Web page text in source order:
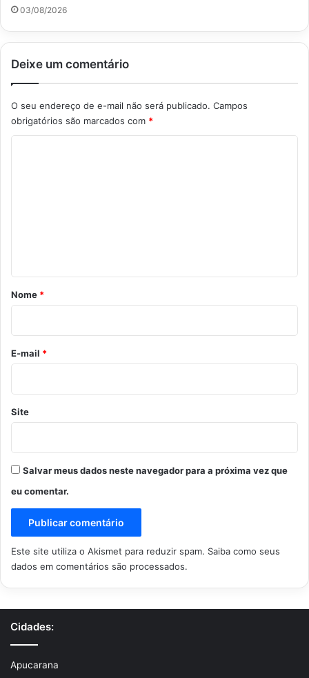
03/08/2026
Deixe um comentário
O seu endereço de e-mail não será publicado. Campos
obrigatórios são marcados com *
r
i
o
*
Nome *
E-mail *
Site
Salvar meus dados neste navegador para a próxima vez que
eu comentar.
Este site utiliza o Akismet para reduzir spam. Saiba como seus
dados em comentários são processados.
Cidades:
Apucarana